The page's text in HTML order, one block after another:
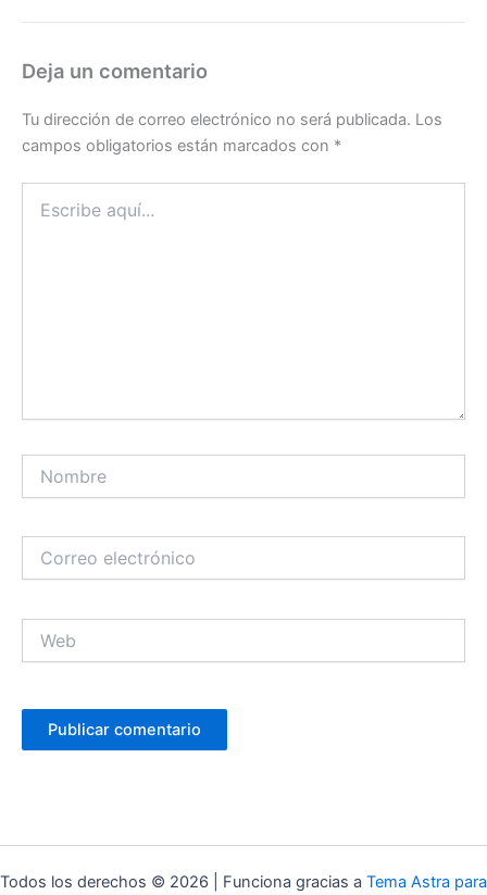
Deja un comentario
Tu dirección de correo electrónico no será publicada. Los
campos obligatorios están marcados con *
aquí...
electrónico
Todos los derechos © 2026 | Funciona gracias a Tema Astra para